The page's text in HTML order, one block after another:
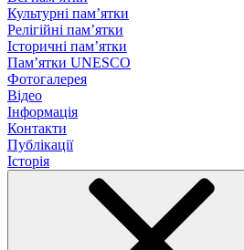
Культурні пам’ятки
Релігійні пам’ятки
Історичні пам’ятки
Пам’ятки UNESCO
Фотогалерея
Відео
Інформація
Контакти
Публікації
Історія